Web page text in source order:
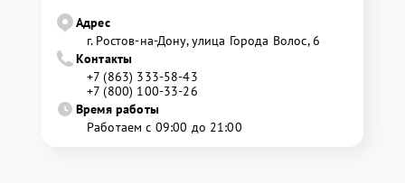
Адрес
г. Ростов-на-Дону, улица Города Волос, 6
Контакты
+7 (863) 333-58-43
+7 (800) 100-33-26
Время работы
Работаем с 09:00 до 21:00